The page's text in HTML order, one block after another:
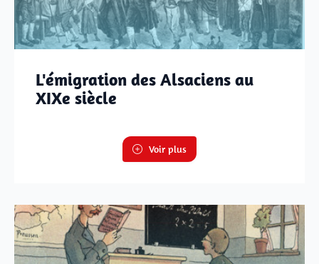
L'émigration des Alsaciens au
XIXe siècle
Voir plus